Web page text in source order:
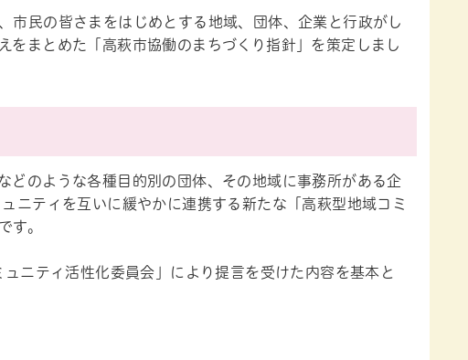
市民の皆さまをはじめとする地域、団体、企業と行政がし
まとめた「高萩市協働のまちづくり指針」を策定しまし
どのような各種目的別の団体、その地域に事務所がある企
ニティを互いに緩やかに連携する新たな「高萩型地域コミ
す。
ニティ活性化委員会」により提言を受けた内容を基本と